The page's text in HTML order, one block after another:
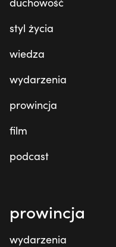
styl życia
wiedza
wydarzenia
prowincja
film
podcast
prowincja
wydarzenia